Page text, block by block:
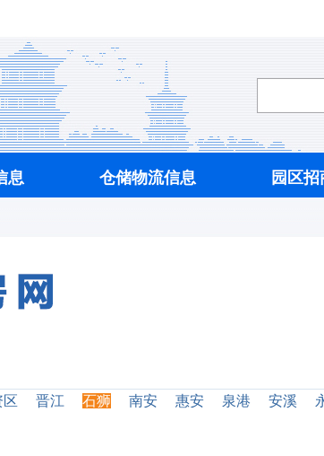
息 仓储物流信息 园区招
区 晋江 石狮 南安 惠安 泉港 安溪